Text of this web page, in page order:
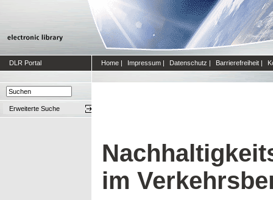
DLR Portal Home | Impressum | Datenschutz | Barrierefreiheit |
Erweiterte Suche
im